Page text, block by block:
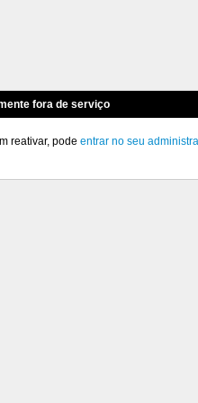
fora de serviço
reativar, pode entrar no seu